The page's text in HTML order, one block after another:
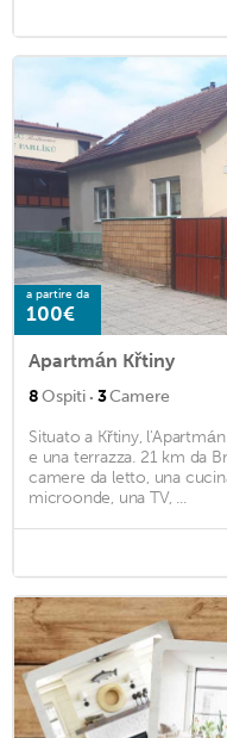
a partire da
100€
Apartmán Křtiny
8Ospiti · 3Camere
Situato a Křtiny,
e una terrazza. 21 km da
camere da letto, una
microonde, una TV, ...